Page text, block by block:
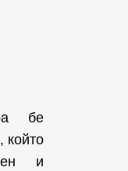
бе
който
и